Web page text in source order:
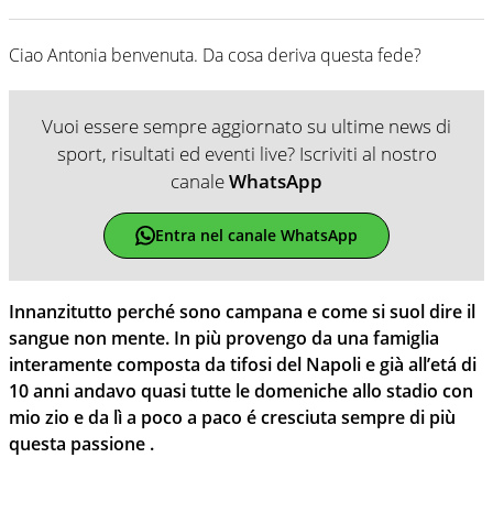
Ciao Antonia benvenuta. Da cosa deriva questa fede?
Vuoi essere sempre aggiornato su ultime news di
sport, risultati ed eventi live? Iscriviti al nostro
canaleWhatsApp
Entra nel canale WhatsApp
Innanzitutto perché sono campana e come si suol dire il
sangue non mente. In più provengo da una famiglia
interamente composta da tifosi del Napoli e già all’etá di
10 anni andavo quasi tutte le domeniche allo stadio con
mio zio e da lì a poco a paco é cresciuta sempre di più
questa passione .